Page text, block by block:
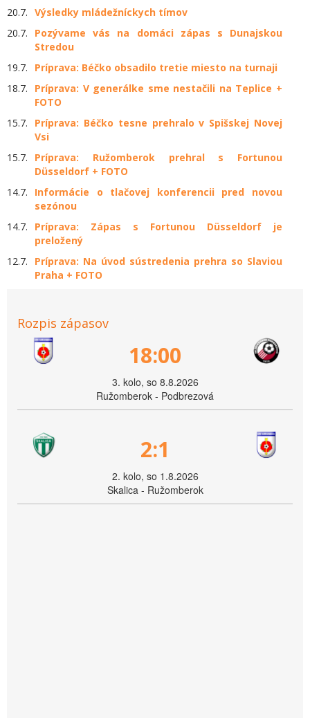
20.7. Výsledky mládežníckych tímov
20.7.
Pozývame vás na domáci zápas s Dunajskou
Stredou
19.7.
Príprava: Béčko obsadilo tretie miesto na turnaji
18.7.
Príprava: V generálke sme nestačili na Teplice +
FOTO
15.7.
Príprava: Béčko tesne prehralo v Spišskej Novej
Vsi
15.7.
Príprava: Ružomberok prehral s Fortunou
Düsseldorf + FOTO
14.7.
Informácie o tlačovej konferencii pred novou
sezónou
14.7.
Príprava: Zápas s Fortunou Düsseldorf je
preložený
12.7.
Príprava: Na úvod sústredenia prehra so Slaviou
Praha + FOTO
Rozpis zápasov
18:00
3. kolo, so 8.8.2026
Ružomberok - Podbrezová
2:1
2. kolo, so 1.8.2026
Skalica - Ružomberok